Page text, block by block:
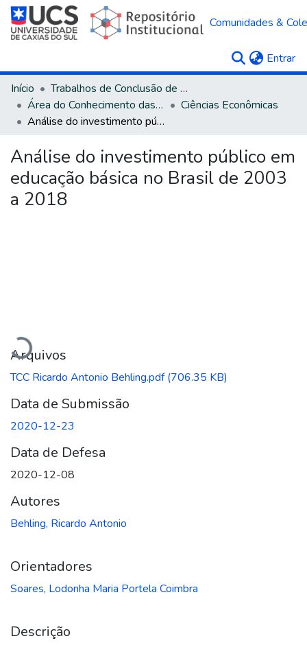
Comunidades &
Entrar
Início
Trabalhos de Conclusão de Curso
Área do Conhecimento das Ciências Sociais Aplicadas
Ciências Econômicas
Análise do investimento público em educação básica no Brasil de 2003 a 2018
Análise do investimento público em
educação básica no Brasil de 2003
a 2018
Carregando...
Arquivos
TCC Ricardo Antonio Behling.pdf(706.35 KB)
Data de Submissão
2020-12-23
Data de Defesa
2020-12-08
Autores
Behling, Ricardo Antonio
Orientadores
Soares, Lodonha Maria Portela Coimbra
Descrição